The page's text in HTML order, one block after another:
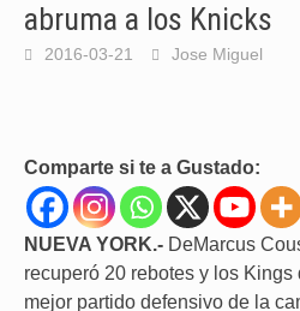
abruma a los Knicks
2016-03-21 Jose Miguel
Comparte si te a Gustado:
NUEVA YORK.- DeMarcus
recuperó 20 rebotes y los Kings
mejor partido defensivo de la